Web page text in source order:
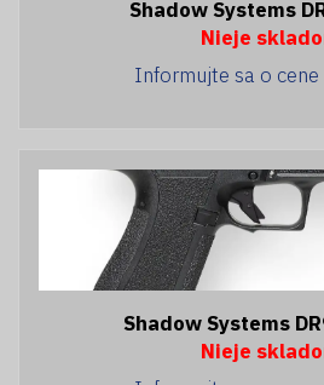
Shadow Systems
Nieje
Informujte sa o
Shadow Systems
Nieje